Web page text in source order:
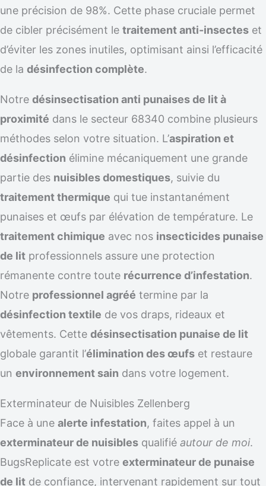
une précision de 98%. Cette phase cruciale permet
de cibler précisément le traitement anti-insectes et
d’éviter les zones inutiles, optimisant ainsi l’efficacité
de la désinfection complète.
Notre désinsectisation anti punaises de lit à
proximité dans le secteur 68340 combine plusieurs
méthodes selon votre situation. L’aspiration et
désinfection élimine mécaniquement une grande
partie des nuisibles domestiques, suivie du
traitement thermique qui tue instantanément
punaises et œufs par élévation de température. Le
traitement chimique avec nos insecticides punaise
de lit professionnels assure une protection
rémanente contre toute récurrence d’infestation.
Notre professionnel agréé termine par la
désinfection textile de vos draps, rideaux et
vêtements. Cette désinsectisation punaise de lit
globale garantit l’élimination des œufs et restaure
un environnement sain dans votre logement.
Exterminateur de Nuisibles Zellenberg
Face à une alerte infestation, faites appel à un
exterminateur de nuisibles qualifié autour de moi.
BugsReplicate est votre exterminateur de punaise
de lit de confiance, intervenant rapidement sur tout